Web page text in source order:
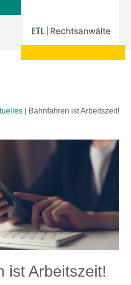
Bahnfahren ist Arbeitszeit!
ist Arbeitszeit!